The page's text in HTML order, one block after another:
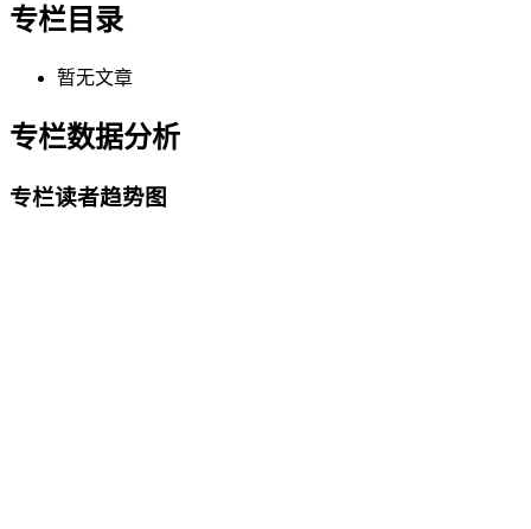
专栏目录
暂无文章
专栏数据分析
专栏读者趋势图